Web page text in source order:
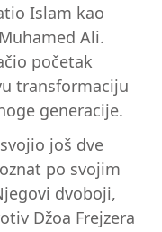
Islam kao
Ali.
početak
transformaciju
generacije.
još dve
po svojim
dvoboji,
Džoa Frejzera